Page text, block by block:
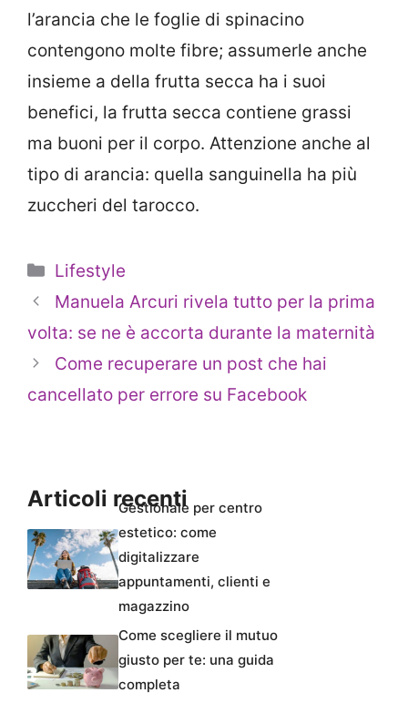
l’arancia che le foglie di spinacino
contengono molte fibre; assumerle anche
insieme a della frutta secca ha i suoi
benefici, la frutta secca contiene grassi
ma buoni per il corpo. Attenzione anche al
tipo di arancia: quella sanguinella ha più
zuccheri del tarocco.
Categorie
Lifestyle
Manuela Arcuri rivela tutto per la prima
volta: se ne è accorta durante la maternità
Come recuperare un post che hai
cancellato per errore su Facebook
Articoli recentiGestionale per centro
estetico: come
digitalizzare
appuntamenti, clienti e
magazzino
Come scegliere il mutuo
giusto per te: una guida
completa